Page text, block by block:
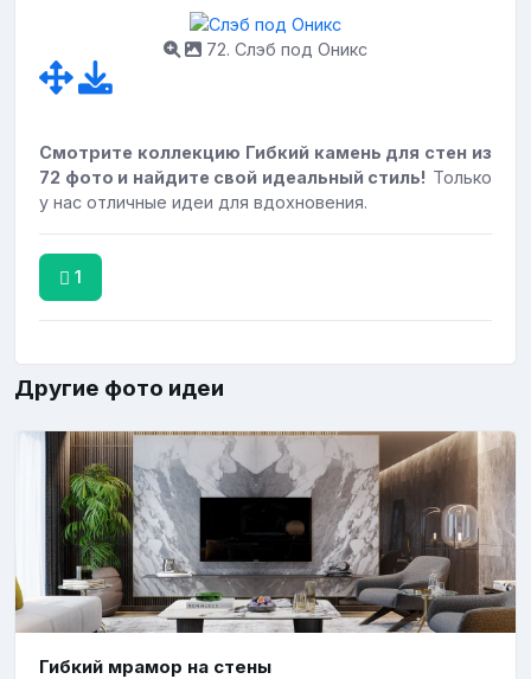
72. Слэб под Оникс
Смотрите коллекцию Гибкий камень для стен из
72 фото и найдите свой идеальный стиль! Только
у нас отличные идеи для вдохновения.
1
Другие фото идеи
Гибкий мрамор на стены